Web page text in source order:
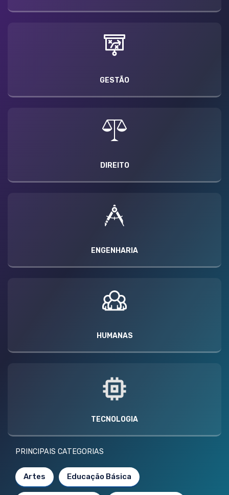
GESTÃO
DIREITO
ENGENHARIA
HUMANAS
TECNOLOGIA
PRINCIPAIS CATEGORIAS
Artes Educação Básica